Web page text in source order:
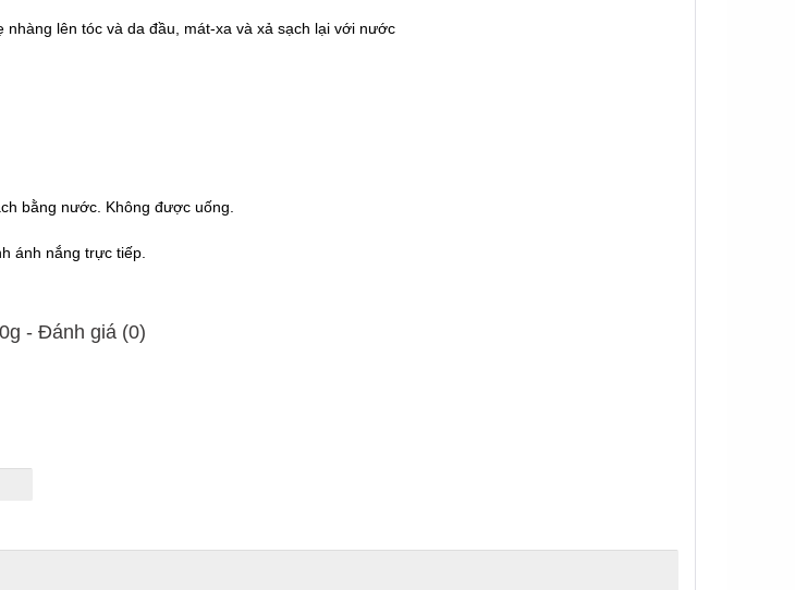
nhàng lên tóc và da đầu, mát-xa và xả sạch lại với nước
bằng nước. Không được uống.
ánh nắng trực tiếp.
- Ðánh giá (0)